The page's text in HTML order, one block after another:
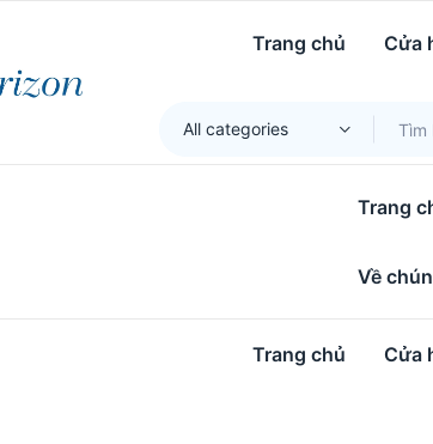
Trang chủ Cửa
All categories
Trang
Về
Trang chủ Cửa
Tinh chất tế bào gốc hoa hồng tái tạo